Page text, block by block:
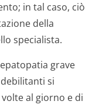
in tal caso, ciò
della
specialista.
grave
si
al giorno e di